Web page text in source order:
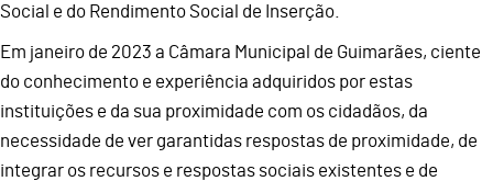
Social e do Rendimento Social de Inserção.
Em janeiro de 2023 a Câmara Municipal de Guimarães, ciente
do conhecimento e experiência adquiridos por estas
instituições e da sua proximidade com os cidadãos, da
necessidade de ver garantidas respostas de proximidade, de
integrar os recursos e respostas sociais existentes e de